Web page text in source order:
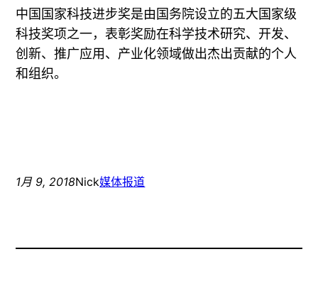
中国国家科技进步奖是由国务院设立的五大国家级
科技奖项之一，表彰奖励在科学技术研究、开发、
创新、推广应用、产业化领域做出杰出贡献的个人
和组织。
1月 9, 2018Nick媒体报道